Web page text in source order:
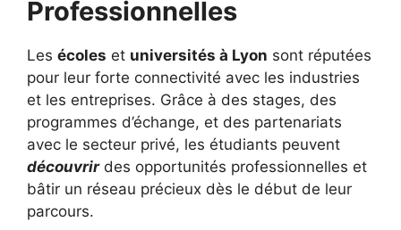
Professionnelles
Les écoles et universités à Lyon sont réputées
pour leur forte connectivité avec les industries
et les entreprises. Grâce à des stages, des
programmes d’échange, et des partenariats
avec le secteur privé, les étudiants peuvent
découvrirdes opportunités professionnelles et
bâtir un réseau précieux dès le début de leur
parcours.